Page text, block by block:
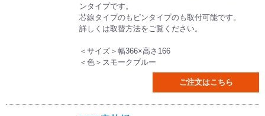
ンタイプです。
芯線タイプのもピンタイプのも取付可能です。
詳しくは取替方法をご覧ください。
＜サイズ＞幅366×高さ166
＜色＞スモークブルー
ご注文はこちら